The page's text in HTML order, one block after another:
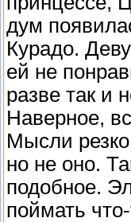
дум
Курадо.
ей не
разве так и
Наверное,
Мысли резко
но не оно.
подобное.
поймать